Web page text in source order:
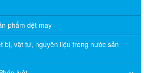
phẩm dệt may
bị, vật tư, nguyên liệu trong nước sản